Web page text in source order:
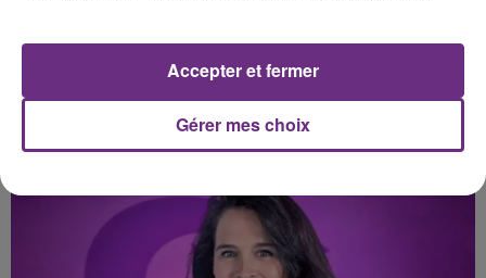
PIERRE DE MAERE
Je Pense A Vous
A L'ANTENNE
Gérer mes choix
Accepter et fermer